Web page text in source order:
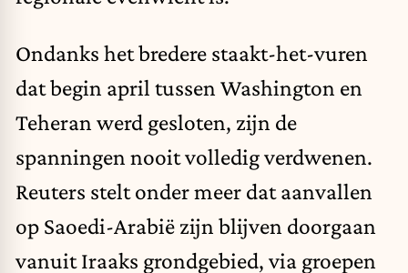
Ondanks het bredere staakt-het-vuren
dat begin april tussen Washington en
Teheran werd gesloten, zijn de
spanningen nooit volledig verdwenen.
Reuters stelt onder meer dat aanvallen
op Saoedi-Arabië zijn blijven doorgaan
vanuit Iraaks grondgebied, via groepen